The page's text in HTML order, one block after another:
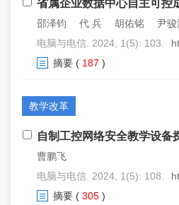
省属企业数据中心自主可
邵泽钧 代 兵 胡佑铭 尹骏
电脑与电信. 2024, 1(5): 103.
摘要 ( 187 )
教学改革
自制工控网络安全教学设备
曹鹏飞
电脑与电信. 2024, 1(5): 108.
摘要 ( 305 )